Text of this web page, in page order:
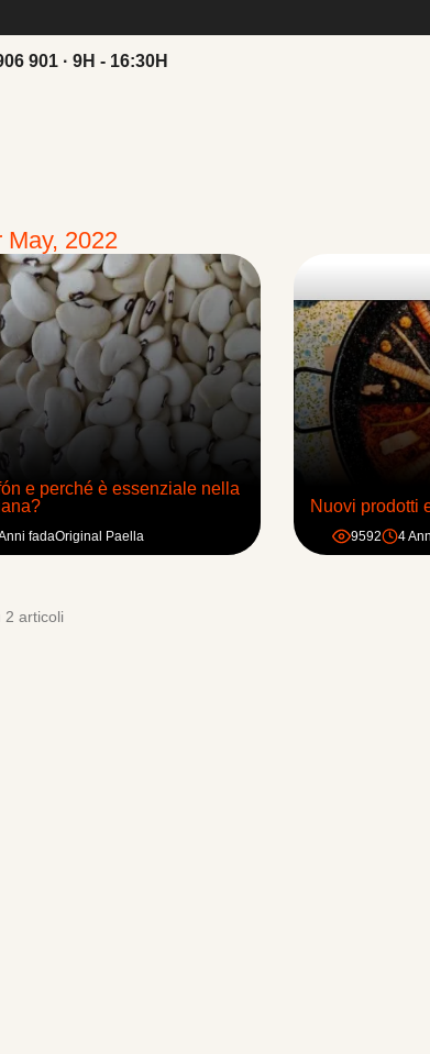
901· 9H - 16:30H
May, 2022
e perché è essenziale nella
fadaOriginal Paella
Nuovi prodotti
9592 4
2 articoli